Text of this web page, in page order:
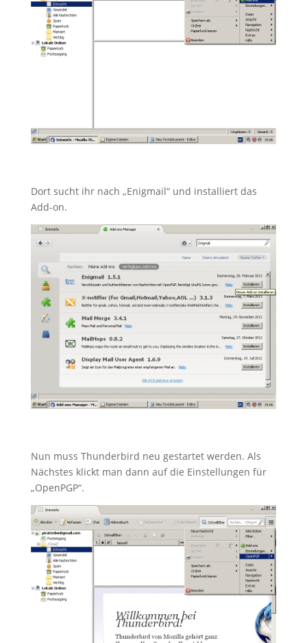
Dort sucht ihr nach „Enigmail“ und installiert das
Add-on.
Nun muss Thunderbird neu gestartet werden. Als
Nächstes klickt man dann auf die Einstellungen für
„OpenPGP“.